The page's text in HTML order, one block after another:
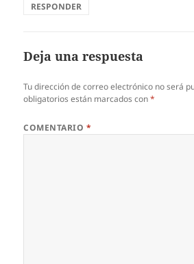
RESPONDER
Deja una respuesta
Tu dirección de correo electrónico no será
obligatorios están marcados con*
COMENTARIO *